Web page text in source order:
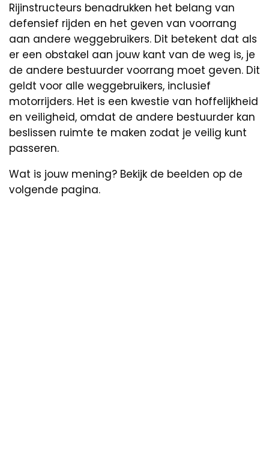
Rijinstructeurs benadrukken het belang van
defensief rijden en het geven van voorrang
aan andere weggebruikers. Dit betekent dat als
er een obstakel aan jouw kant van de weg is, je
de andere bestuurder voorrang moet geven. Dit
geldt voor alle weggebruikers, inclusief
motorrijders. Het is een kwestie van hoffelijkheid
en veiligheid, omdat de andere bestuurder kan
beslissen ruimte te maken zodat je veilig kunt
passeren.
Wat is jouw mening? Bekijk de beelden op de
volgende pagina.